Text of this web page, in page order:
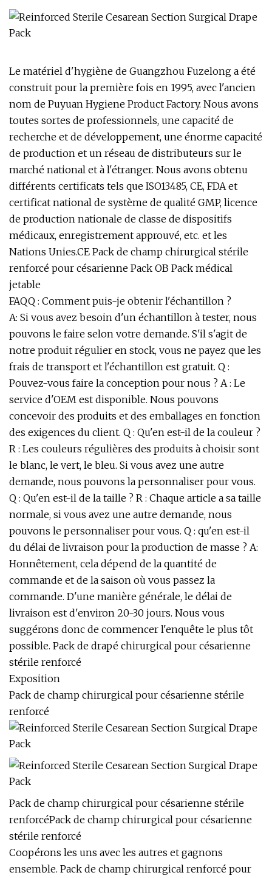
Le matériel d'hygiène de Guangzhou Fuzelong a été
construit pour la première fois en 1995, avec l'ancien
nom de Puyuan Hygiene Product Factory. Nous avons
toutes sortes de professionnels, une capacité de
recherche et de développement, une énorme capacité
de production et un réseau de distributeurs sur le
marché national et à l'étranger. Nous avons obtenu
différents certificats tels que ISO13485, CE, FDA et
certificat national de système de qualité GMP, licence
de production nationale de classe de dispositifs
médicaux, enregistrement approuvé, etc. et les
Nations Unies.CE Pack de champ chirurgical stérile
renforcé pour césarienne Pack OB Pack médical
jetable
FAQQ : Comment puis-je obtenir l'échantillon ?
A: Si vous avez besoin d'un échantillon à tester, nous
pouvons le faire selon votre demande. S'il s'agit de
notre produit régulier en stock, vous ne payez que les
frais de transport et l'échantillon est gratuit. Q :
Pouvez-vous faire la conception pour nous ? A : Le
service d'OEM est disponible. Nous pouvons
concevoir des produits et des emballages en fonction
des exigences du client. Q : Qu'en est-il de la couleur ?
R : Les couleurs régulières des produits à choisir sont
le blanc, le vert, le bleu. Si vous avez une autre
demande, nous pouvons la personnaliser pour vous.
Q : Qu'en est-il de la taille ? R : Chaque article a sa taille
normale, si vous avez une autre demande, nous
pouvons le personnaliser pour vous. Q : qu'en est-il
du délai de livraison pour la production de masse ? A:
Honnêtement, cela dépend de la quantité de
commande et de la saison où vous passez la
commande. D'une manière générale, le délai de
livraison est d'environ 20-30 jours. Nous vous
suggérons donc de commencer l'enquête le plus tôt
possible. Pack de drapé chirurgical pour césarienne
stérile renforcé
Exposition
Pack de champ chirurgical pour césarienne stérile
renforcé
Pack de champ chirurgical pour césarienne stérile
renforcéPack de champ chirurgical pour césarienne
stérile renforcé
Coopérons les uns avec les autres et gagnons
ensemble. Pack de champ chirurgical renforcé pour